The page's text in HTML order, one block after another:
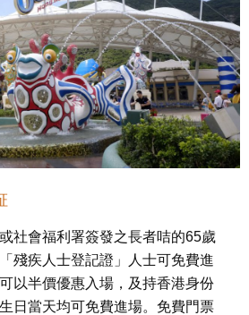
社會福利署簽發之長者咭的65歲
殘疾人士登記證」人士可免費進
以半價優惠入場，及持香港身份
日當天均可免費進場。免費門票